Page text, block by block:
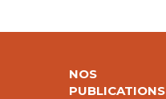
NOS
PUBLICATIONS